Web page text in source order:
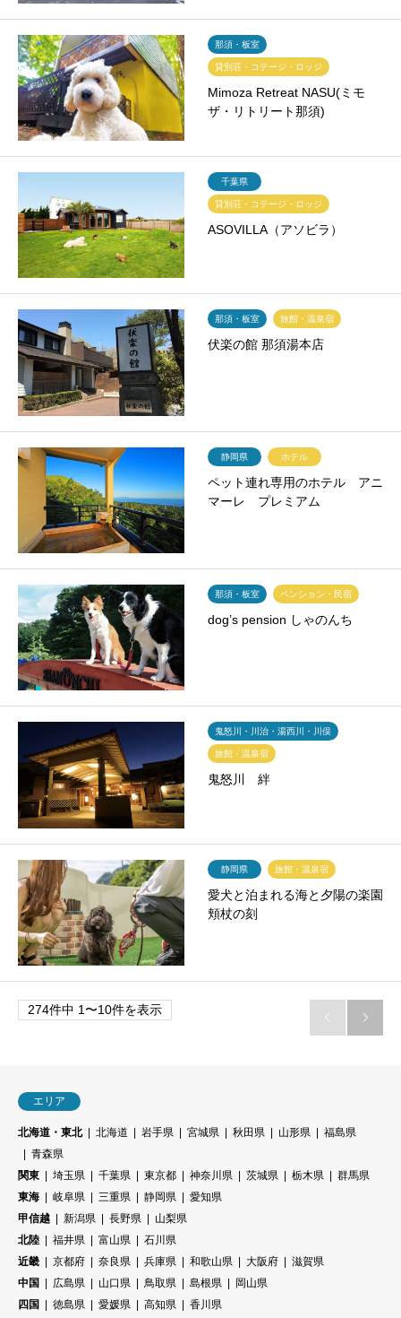
那須・板室
貸別荘・コテージ・ロッジ
Mimoza Retreat NASU(ミモ
ザ・リトリート那須)
千葉県
貸別荘・コテージ・ロッジ
ASOVILLA（アソビラ）
那須・板室 旅館・温泉宿
伏楽の館 那須湯本店
静岡県 ホテル
ペット連れ専用のホテル アニ
マーレ プレミアム
那須・板室 ペンション・民宿
dog’s pension しゃのんち
鬼怒川・川治・湯西川・川俣
旅館・温泉宿
鬼怒川 絆
静岡県 旅館・温泉宿
愛犬と泊まれる海と夕陽の楽園
頬杖の刻
274件中 1〜10件を表示
 
エリア
北海道・東北 北海道 岩手県 宮城県 秋田県 山形県
福島県
青森県
関東
埼玉県 千葉県 東京都 神奈川県 茨城県 栃木県
群馬県
東海
岐阜県 三重県 静岡県
愛知県
甲信越
新潟県 長野県
山梨県
北陸
福井県 富山県
石川県
近畿
京都府 奈良県 兵庫県 和歌山県 大阪府
滋賀県
中国
広島県 山口県 鳥取県 島根県
岡山県
四国
徳島県 愛媛県 高知県 香川県